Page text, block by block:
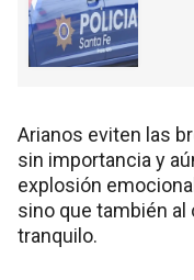
Arianos eviten las
sin importancia y
explosión
sino que también al
tranquilo.